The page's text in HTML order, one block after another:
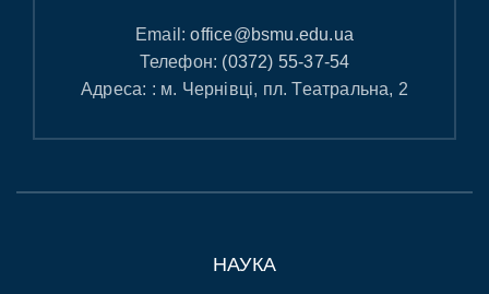
Email:office@bsmu.edu.ua
Телефон: (0372) 55-37-54
Адреса: : м. Чернівці, пл. Театральна, 2
НАУКА